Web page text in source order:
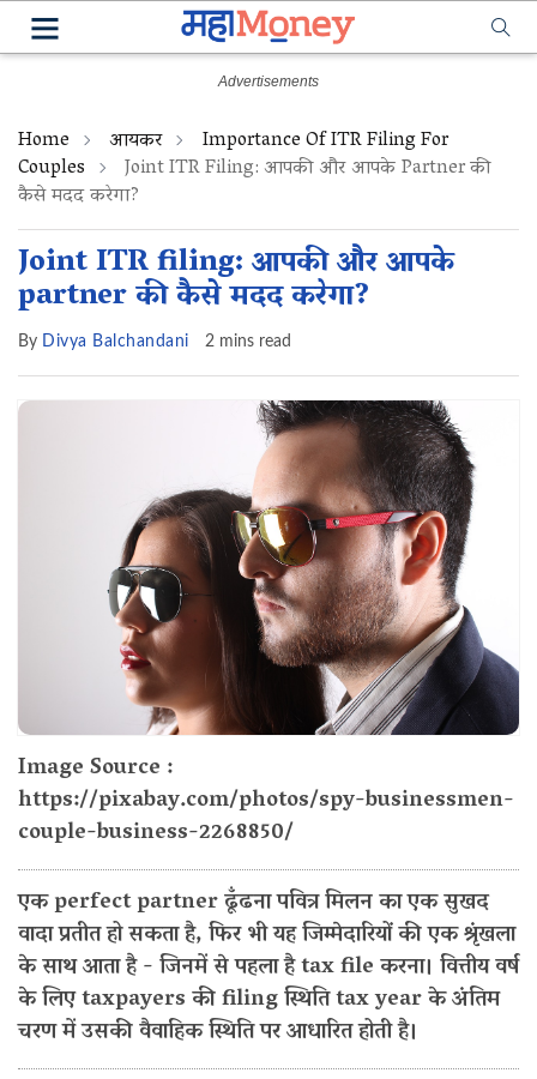
Home आयकर Importance Of ITR Filing For
Couples Joint ITR Filing: आपकी और आपके Partner की
कैसे मदद करेगा?
Joint ITR filing: आपकी और आपके
partner की कैसे मदद करेगा?
By Divya Balchandani 2 mins read
Image Source :
https://pixabay.com/photos/spy-businessmen-
couple-business-2268850/
एक perfect partner ढूँढना पवित्र मिलन का एक सुखद
वादा प्रतीत हो सकता है, फिर भी यह जिम्मेदारियों की एक श्रृंखला
के साथ आता है - जिनमें से पहला है tax file करना। वित्तीय वर्ष
के लिए taxpayers की filing स्थिति tax year के अंतिम
चरण में उसकी वैवाहिक स्थिति पर आधारित होती है।